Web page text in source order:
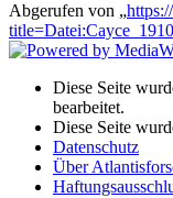
Abgerufen von „
Diese Seite
bearbeitet.
Diese Seite
Datenschutz
Über